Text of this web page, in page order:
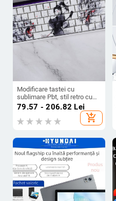
Modificare tastei cu
sublimare Pbt, stil retro cu
cerneală, peisaj de pădure
de bambus, potrivită pentru
60/68 Peremei Plus Lion Mu
79.57 - 206.82 Lei
add_shopping_cart